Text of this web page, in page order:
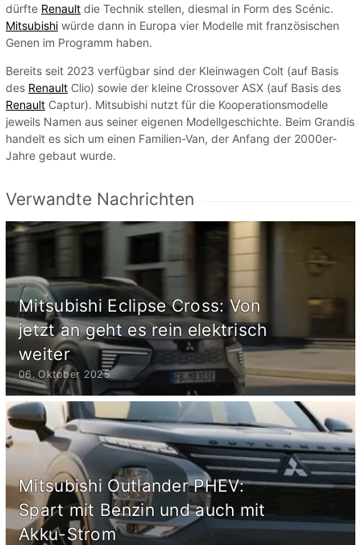
dürfte Renault die Technik stellen, diesmal in Form des Scénic.
Mitsubishi würde dann in Europa vier Modelle mit französischen
Genen im Programm haben.
Bereits seit 2023 verfügbar sind der Kleinwagen Colt (auf Basis
des Renault Clio) sowie der kleine Crossover ASX (auf Basis des
Renault Captur). Mitsubishi nutzt für die Kooperationsmodelle
jeweils Namen aus seiner eigenen Modellgeschichte. Beim Grandis
handelt es sich um einen Familien-Van, der Anfang der 2000er-
Jahre gebaut wurde.
Verwandte Nachrichten
Mitsubishi Eclipse Cross: Von
jetzt an geht es rein elektrisch
weiter
06. Oktober 2025
Mitsubishi Outlander PHEV:
Spart mit Benzin und auch mit
Akku-Strom